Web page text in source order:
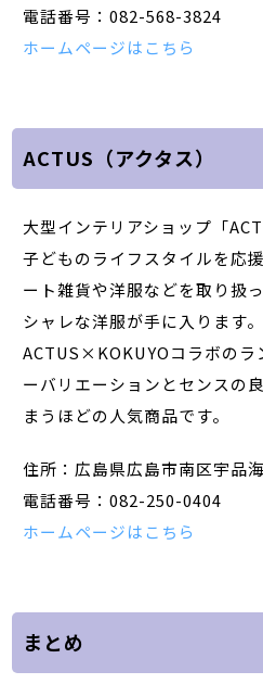
電話番号：082-568-3824
ホームページはこちら
ACTUS（アクタス）
大型インテリアショップ「
子どものライフスタイルを応
ート雑貨や洋服などを取り扱
シャレな洋服が手に入ります。
ACTUS×KOKUYOコラボのラ
ーバリエーションとセンスの
まうほどの人気商品です。
住所：広島県広島市南区宇品
電話番号：082-250-0404
ホームページはこちら
まとめ